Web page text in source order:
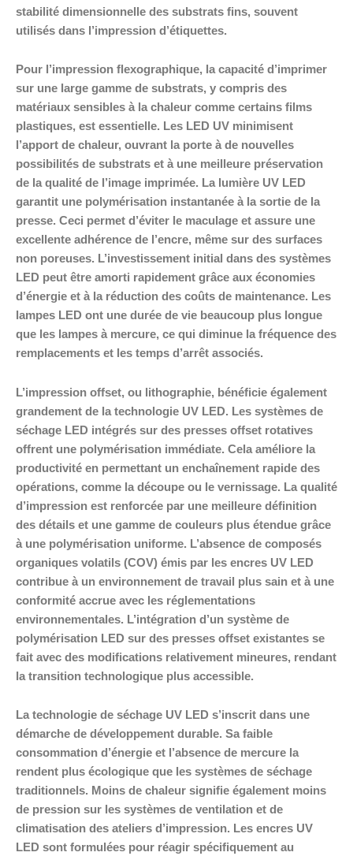
stabilité dimensionnelle des substrats fins, souvent
utilisés dans l’impression d’étiquettes.
Pour l’impression flexographique, la capacité d’imprimer
sur une large gamme de substrats, y compris des
matériaux sensibles à la chaleur comme certains films
plastiques, est essentielle. Les LED UV minimisent
l’apport de chaleur, ouvrant la porte à de nouvelles
possibilités de substrats et à une meilleure préservation
de la qualité de l’image imprimée. La lumière UV LED
garantit une polymérisation instantanée à la sortie de la
presse. Ceci permet d’éviter le maculage et assure une
excellente adhérence de l’encre, même sur des surfaces
non poreuses. L’investissement initial dans des systèmes
LED peut être amorti rapidement grâce aux économies
d’énergie et à la réduction des coûts de maintenance. Les
lampes LED ont une durée de vie beaucoup plus longue
que les lampes à mercure, ce qui diminue la fréquence des
remplacements et les temps d’arrêt associés.
L’impression offset, ou lithographie, bénéficie également
grandement de la technologie UV LED. Les systèmes de
séchage LED intégrés sur des presses offset rotatives
offrent une polymérisation immédiate. Cela améliore la
productivité en permettant un enchaînement rapide des
opérations, comme la découpe ou le vernissage. La qualité
d’impression est renforcée par une meilleure définition
des détails et une gamme de couleurs plus étendue grâce
à une polymérisation uniforme. L’absence de composés
organiques volatils (COV) émis par les encres UV LED
contribue à un environnement de travail plus sain et à une
conformité accrue avec les réglementations
environnementales. L’intégration d’un système de
polymérisation LED sur des presses offset existantes se
fait avec des modifications relativement mineures, rendant
la transition technologique plus accessible.
La technologie de séchage UV LED s’inscrit dans une
démarche de développement durable. Sa faible
consommation d’énergie et l’absence de mercure la
rendent plus écologique que les systèmes de séchage
traditionnels. Moins de chaleur signifie également moins
de pression sur les systèmes de ventilation et de
climatisation des ateliers d’impression. Les encres UV
LED sont formulées pour réagir spécifiquement au